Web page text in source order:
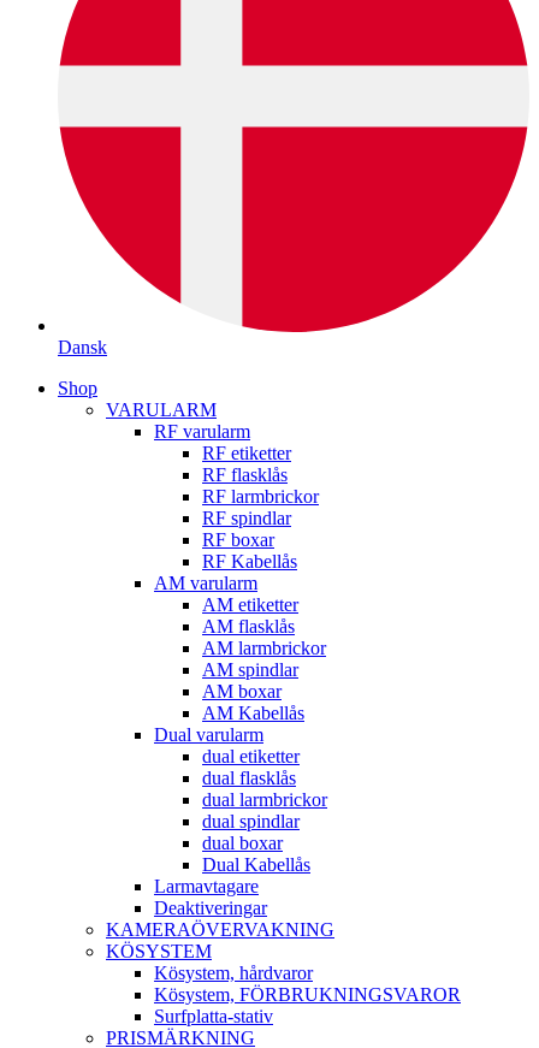
Dansk
Shop
VARULARM
RF varularm
RF etiketter
RF flasklås
RF larmbrickor
RF spindlar
RF boxar
RF Kabellås
AM varularm
AM etiketter
AM flasklås
AM larmbrickor
AM spindlar
AM boxar
AM Kabellås
Dual varularm
dual etiketter
dual flasklås
dual larmbrickor
dual spindlar
dual boxar
Dual Kabellås
Larmavtagare
Deaktiveringar
KAMERAÖVERVAKNING
KÖSYSTEM
Kösystem, hårdvaror
Kösystem, FÖRBRUKNINGSVAROR
Surfplatta-stativ
PRISMÄRKNING